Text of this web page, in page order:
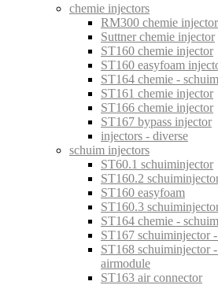
chemie injectors
RM300 chemie injector
Suttner chemie injector
ST160 chemie injector
ST160 easyfoam
ST164 chemie -
ST161 chemie injector
ST166 chemie injector
ST167 bypass injector
injectors - diverse
schuim injectors
ST60.1 schuiminjector
ST160.2
ST160 easyfoam
ST160.3
ST164 chemie -
ST167 schuiminjector
ST168 schuiminjector
airmodule
ST163 air connector